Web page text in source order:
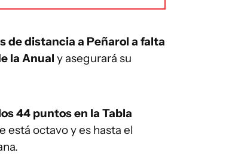
de distancia a Peñarol a falta
la Anual y asegurará su
44 puntos en la Tabla
está octavo y es hasta el